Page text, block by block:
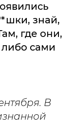
знай,
где они,
сами
В